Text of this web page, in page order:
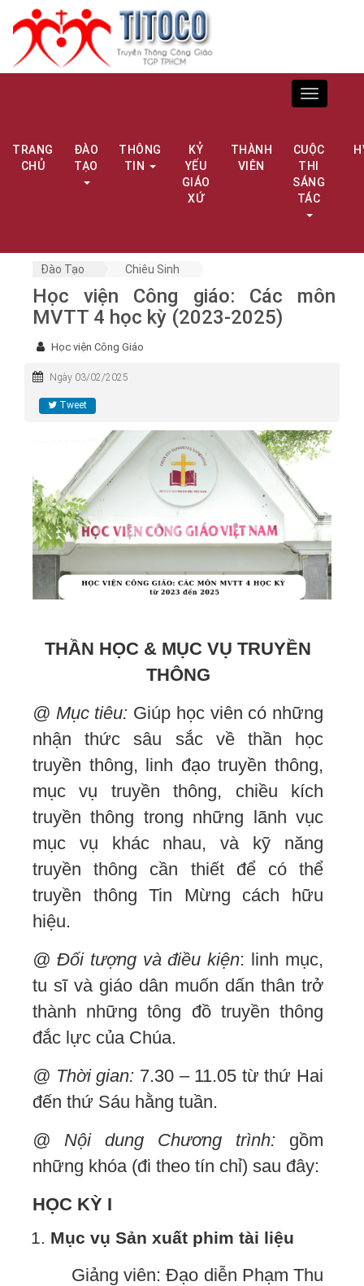
Toggle
navigation
TRANG
CHỦ
ĐÀO
TẠO
THÔNG
TIN
KỶ
YẾU
GIÁO
XỨ
THÀNH
VIÊN
CUỘC
THI
SÁNG
TÁC
Đào Tạo Chiêu Sinh
Học viện Công giáo: Các môn
MVTT 4 học kỳ (2023-2025)
Học viện Công Giáo
Ngày 03/02/2025
Tweet
THẦN HỌC & MỤC VỤ TRUYỀN
THÔNG
@ Mục tiêu: Giúp học viên có những
nhận thức sâu sắc về thần học
truyền thông, linh đạo truyền thông,
mục vụ truyền thông, chiều kích
truyền thông trong những lãnh vục
mục vụ khác nhau, và kỹ năng
truyền thông cần thiết để có thể
truyền thông Tin Mừng cách hữu
hiệu.
@ Đối tượng và điều kiện: linh mục,
tu sĩ và giáo dân muốn dấn thân trở
thành những tông đồ truyền thông
đắc lực của Chúa.
@ Thời gian: 7.30 – 11.05 từ thứ Hai
đến thứ Sáu hằng tuần.
@
Nội dung Chương trình: gồm
những khóa (đi theo tín chỉ) sau đây:
HỌC KỲ I
Mục vụ Sản xuất phim tài liệu
Giảng viên: Đạo diễn Phạm Thu